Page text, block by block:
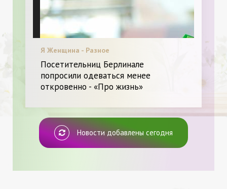
Я Женщина - Разное
Посетительниц Берлинале
попросили одеваться менее
откровенно - «Про жизнь»
Новости добавлены сегодня